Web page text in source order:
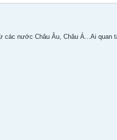
các nước Châu Âu, Châu Á...Ai quan